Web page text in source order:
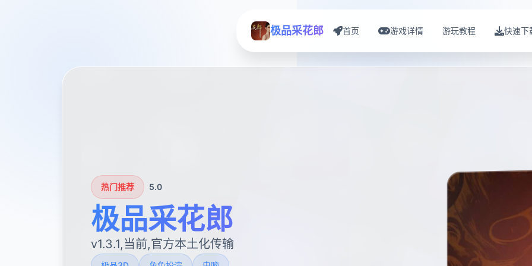
极品采花郎 首页 游戏详情 游玩教程 快速下
热门推荐 5.0
极品采花郎
v1.3.1,当前,官方本土化传输